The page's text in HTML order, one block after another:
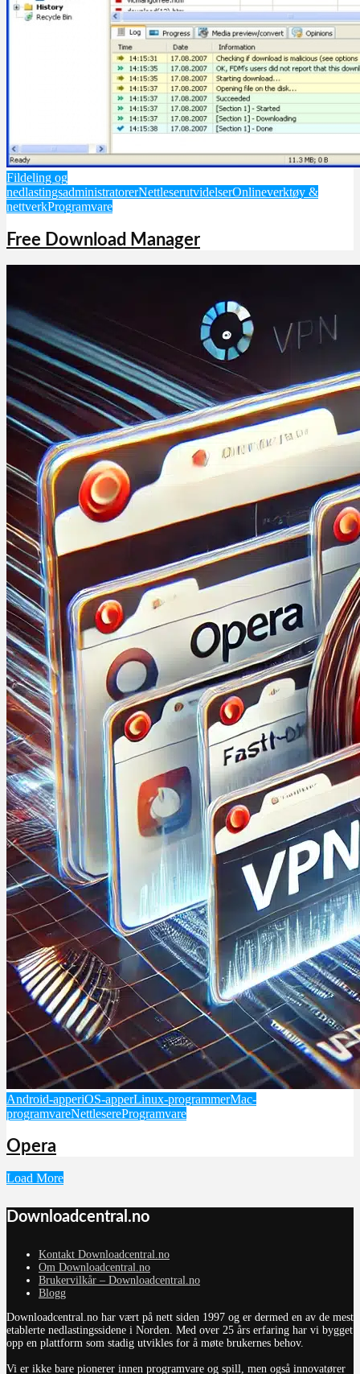
Fildeling og
nedlastingsadministratorerNettleserutvidelserOnlineverktøy &
nettverkProgramvare
Free Download Manager
Android-apperiOS-apperLinux-programmerMac-
programvareNettlesereProgramvare
Opera
Load More
Downloadcentral.no
Kontakt Downloadcentral.no
Om Downloadcentral.no
Brukervilkår – Downloadcentral.no
Blogg
Downloadcentral.no har vært på nett siden 1997 og er dermed en av de mest
etablerte nedlastingssidene i Norden. Med over 25 års erfaring har vi bygget
opp en plattform som stadig utvikles for å møte brukernes behov.
Vi er ikke bare pionerer innen programvare og spill, men også innovatører